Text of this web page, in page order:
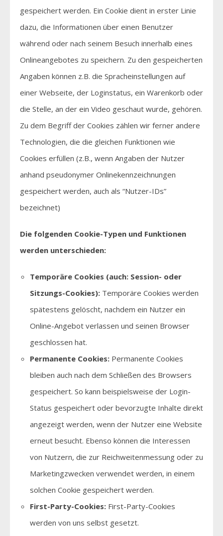
gespeichert werden. Ein Cookie dient in erster Linie
dazu, die Informationen über einen Benutzer
während oder nach seinem Besuch innerhalb eines
Onlineangebotes zu speichern. Zu den gespeicherten
Angaben können z.B. die Spracheinstellungen auf
einer Webseite, der Loginstatus, ein Warenkorb oder
die Stelle, an der ein Video geschaut wurde, gehören.
Zu dem Begriff der Cookies zählen wir ferner andere
Technologien, die die gleichen Funktionen wie
Cookies erfüllen (z.B., wenn Angaben der Nutzer
anhand pseudonymer Onlinekennzeichnungen
gespeichert werden, auch als “Nutzer-IDs”
bezeichnet)
Die folgenden Cookie-Typen und Funktionen
werden unterschieden:
Temporäre Cookies (auch: Session- oder
Sitzungs-Cookies): Temporäre Cookies werden
spätestens gelöscht, nachdem ein Nutzer ein
Online-Angebot verlassen und seinen Browser
geschlossen hat.
Permanente Cookies: Permanente Cookies
bleiben auch nach dem Schließen des Browsers
gespeichert. So kann beispielsweise der Login-
Status gespeichert oder bevorzugte Inhalte direkt
angezeigt werden, wenn der Nutzer eine Website
erneut besucht. Ebenso können die Interessen
von Nutzern, die zur Reichweitenmessung oder zu
Marketingzwecken verwendet werden, in einem
solchen Cookie gespeichert werden.
First-Party-Cookies: First-Party-Cookies
werden von uns selbst gesetzt.